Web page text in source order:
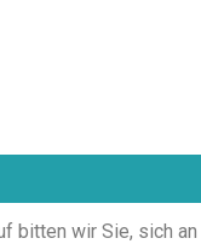
bitten wir Sie, sich